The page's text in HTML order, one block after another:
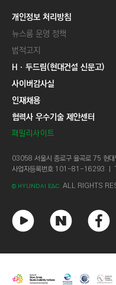
개인정보 처리방침
뉴스룸 운영 정책
법적고지
Hㆍ두드림(현대건설 신문고)
사이버감사실
인재채용
협력사 우수기술 제안센터
패밀리사이트
03058 서울시 종로구 율곡로 75 현대
사업자등록번호 101-81-16293
© HYUNDAI E&C. ALL RIGHTS
튜
브
이
이
스